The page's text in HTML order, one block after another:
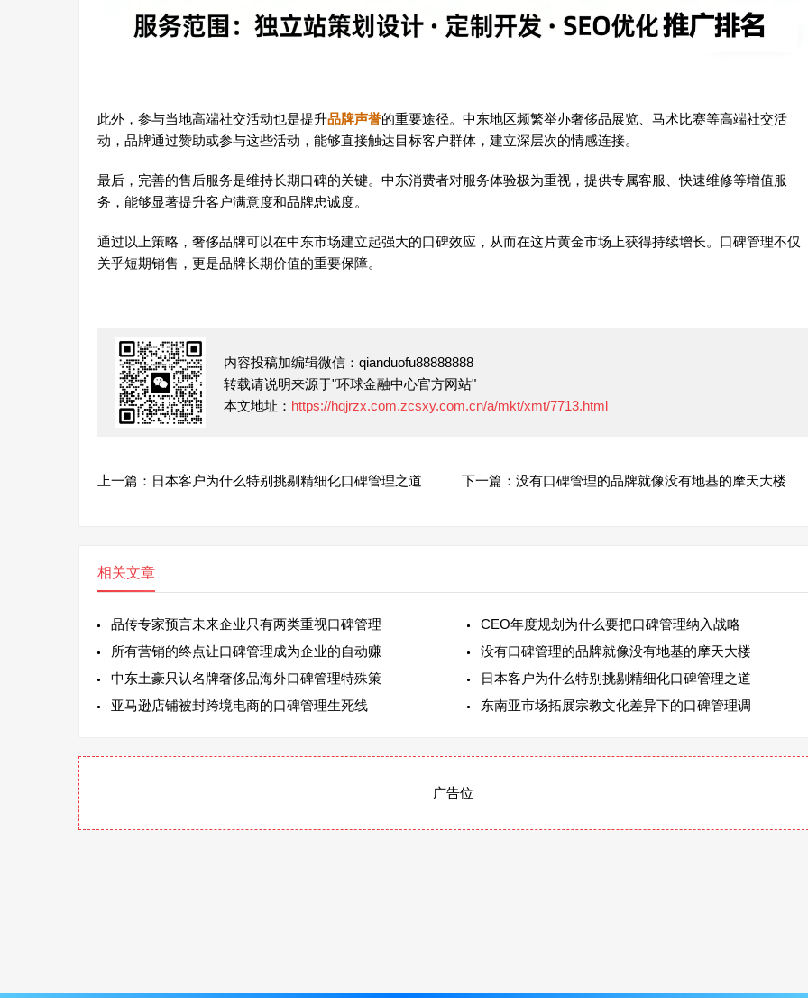
此外，参与当地高端社交活动也是提升品牌声誉的重要途径。中东地区频繁举办奢侈品展览、马术比赛等高端社交活
动，品牌通过赞助或参与这些活动，能够直接触达目标客户群体，建立深层次的情感连接。
最后，完善的售后服务是维持长期口碑的关键。中东消费者对服务体验极为重视，提供专属客服、快速维修等增值服
务，能够显著提升客户满意度和品牌忠诚度。
通过以上策略，奢侈品牌可以在中东市场建立起强大的口碑效应，从而在这片黄金市场上获得持续增长。口碑管理不仅
关乎短期销售，更是品牌长期价值的重要保障。
内容投稿加编辑微信：qianduofu88888888
转载请说明来源于"环球金融中心官方网站"
本文地址： https://hqjrzx.com.zcsxy.com.cn/a/mkt/xmt/7713.html
上一篇：日本客户为什么特别挑剔精细化口碑管理之道 下一篇：没有口碑管理的品牌就像没有地基的摩天大楼
相关文章
品传专家预言未来企业只有两类重视口碑管理
CEO年度规划为什么要把口碑管理纳入战略
所有营销的终点让口碑管理成为企业的自动赚
没有口碑管理的品牌就像没有地基的摩天大楼
中东土豪只认名牌奢侈品海外口碑管理特殊策
日本客户为什么特别挑剔精细化口碑管理之道
亚马逊店铺被封跨境电商的口碑管理生死线
东南亚市场拓展宗教文化差异下的口碑管理调
广告位